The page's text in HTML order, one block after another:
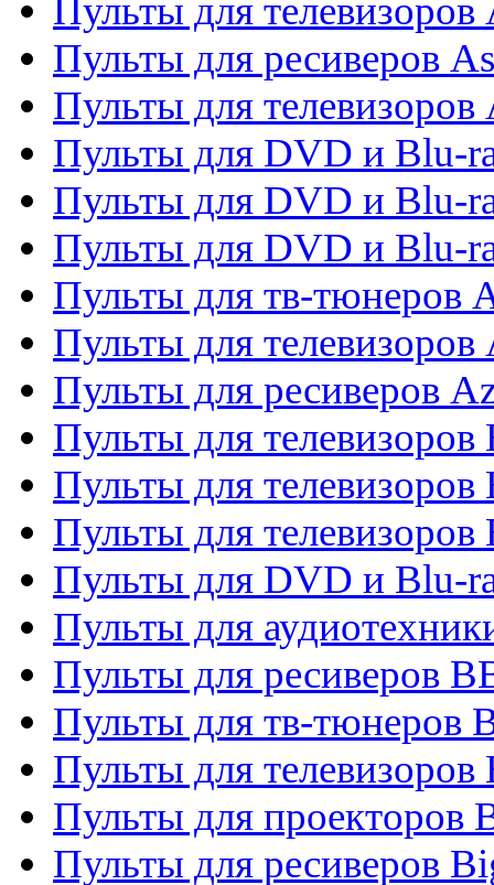
Пульты для телевизоров
Пульты для ресиверов
Пульты для телевизоров
Пульты для DVD и Blu-
Пульты для DVD и Blu-
Пульты для DVD и Blu-
Пульты для тв-тюнеров
Пульты для телевизоров
Пульты для ресиверов
Пульты для
Пульты для
Пульты для
Пульты для DVD и Blu-
Пульты для
Пульты для ресиверов
Пульты для тв-тюнеров
Пульты для телевизоров
Пульты для проекторов
Пульты для ресиверов